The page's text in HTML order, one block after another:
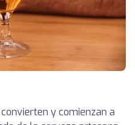
y comienzan a